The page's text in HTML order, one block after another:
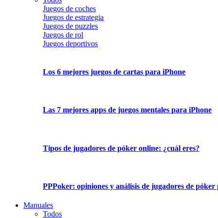
Juegos de coches
Juegos de estrategia
Juegos de puzzles
Juegos de rol
Juegos deportivos
Los 6 mejores juegos de cartas para iPhone
Las 7 mejores apps de juegos mentales para iPhone
Tipos de jugadores de póker online: ¿cuál eres?
PPPoker: opiniones y análisis de jugadores de póker
Manuales
Todos